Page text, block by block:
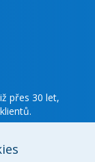
přes 30 let,